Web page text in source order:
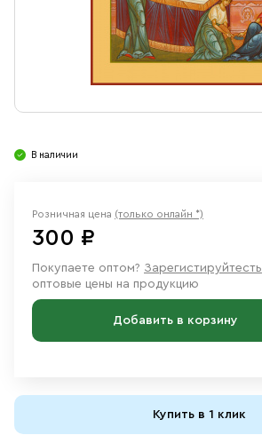
Ювелирные изделия
В наличии
Розничная цена (только онлайн *)
300 ₽
Покупаете оптом? Зарегистируйтесть
оптовые цены на продукцию
Добавить в корзину
Купить в 1 клик